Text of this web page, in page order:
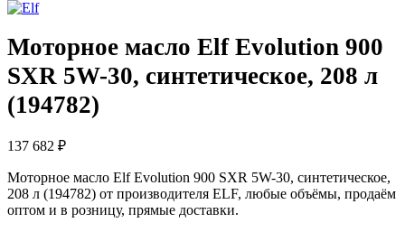
Моторное масло Elf Evolution 900
SXR 5W-30, синтетическое, 208 л
(194782)
137 682 ₽
Моторное масло Elf Evolution 900 SXR 5W-30, синтетическое,
208 л (194782) от производителя ELF, любые объёмы, продаём
оптом и в розницу, прямые доставки.